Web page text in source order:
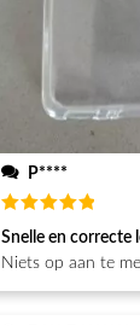
P****
Beoordeeld
5van de 5
Snelle en correcte
Niets op aan te